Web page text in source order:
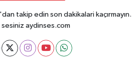
takip edin son dakikalari kaçırmayın.
sesiniz aydinses.com